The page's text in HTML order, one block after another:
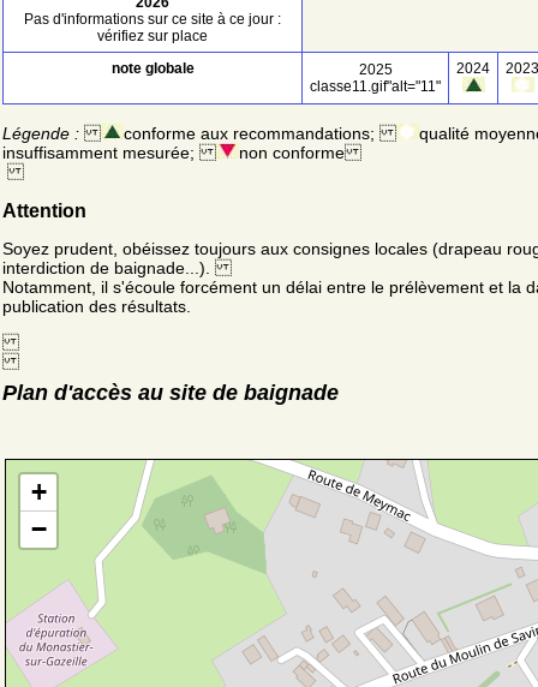
Pas d'informations sur ce site à ce jour :
vérifiez sur place
note globale
2025
classe11.gif"alt="11"
2024 2023
Légende : conforme aux recommandations;
qualité
insuffisamment mesurée;
non conforme
Attention
Soyez prudent, obéissez toujours aux consignes locales (drapeau
interdiction de baignade...).
Notamment, il s'écoule forcément un délai entre le prélèvement et la
publication des résultats.
Plan d'accès au site de baignade
+
−